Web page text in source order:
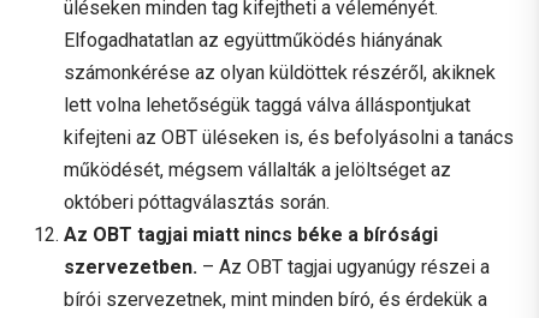
üléseken minden tag kifejtheti a véleményét.
Elfogadhatatlan az együttműködés hiányának
számonkérése az olyan küldöttek részéről, akiknek
lett volna lehetőségük taggá válva álláspontjukat
kifejteni az OBT üléseken is, és befolyásolni a tanács
működését, mégsem vállalták a jelöltséget az
októberi póttagválasztás során.
Az OBT tagjai miatt nincs béke a bírósági
szervezetben. – Az OBT tagjai ugyanúgy részei a
bírói szervezetnek, mint minden bíró, és érdekük a